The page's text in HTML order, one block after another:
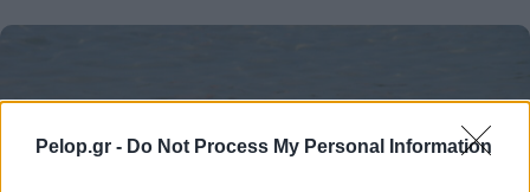
Pelop.gr - Do Not Process My Personal Information